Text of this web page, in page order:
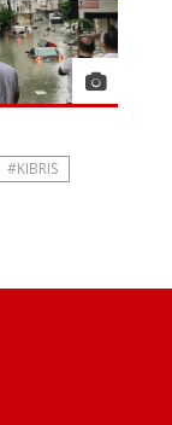
#KIBRIS